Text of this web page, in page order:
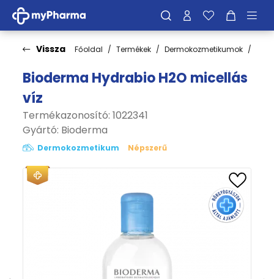
Vissza Főoldal Termékek Dermokozmetikumok
Bioderma Hydrabio H2O micellás
víz
Termékazonosító: 1022341
Gyártó: Bioderma
Dermokozmetikum Népszerű